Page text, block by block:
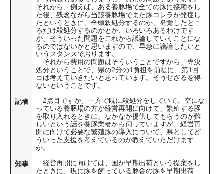
それから、例えば、ある養豚場で全ての豚に接種をし
た後、残念ながら当該養豚場でまた豚コレラが発症し
たというときに、全頭殺処分するのか、発覚したとこ
ろだけ殺処分するのかとか、いろいろあるわけです
が、そういった問題をこれから議論していくことにな
るのではないかと思いますので、早急に議論したいと
いうスタンスでおります。
それから費用の問題はそういうことですから、専決
処分ということで、県の2分の1負担を前提に、第1回
目は考えていきたいと思っています。そうせざるを得
ないということです。
記者
2点目ですが、一方で既に殺処分をしていて、空にな
っている養豚場の方が経営再開に向けて、繁殖する豚
を取り入れるときに、なかなか提供してもらうのが難
しいという話を養豚業者から伺っていますが、経営再
開に向けて必要な繁殖豚の導入について、県としてど
ういった支援を考えているのか教えていただけます
か。
知事
経営再開に向けては、国が早期出荷という提案をし
たときに、現に豚を飼っている豚舎の豚を早期出荷